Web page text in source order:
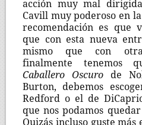
acción muy mal
Cavill muy poderoso en
recomendación es que
que con esta nueva
mismo que con
finalmente tenemos
Caballero Oscuro de
Burton, debemos
Redford o el de
que nos podamos
Quizás incluso guste